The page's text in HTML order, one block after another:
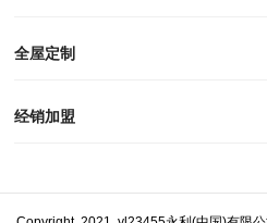
售后服务
防伪识别
投诉建议
全屋定制
风格定制
空间定制
户型案例
材质展示
预约量尺
经销加盟